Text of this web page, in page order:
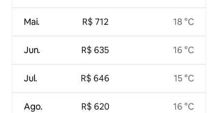
Mai.
Jun.
Jul.
Ago.
R$ 712
R$ 635
R$ 646
R$ 620
18 °C
16 °C
15 °C
16 °C